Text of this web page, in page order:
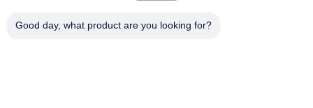
Good day, what product are you looking for?